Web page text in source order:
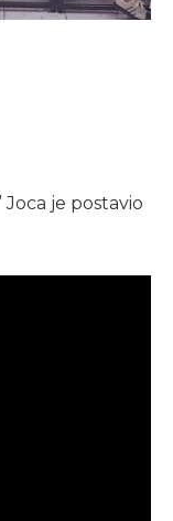
Joca je postavio